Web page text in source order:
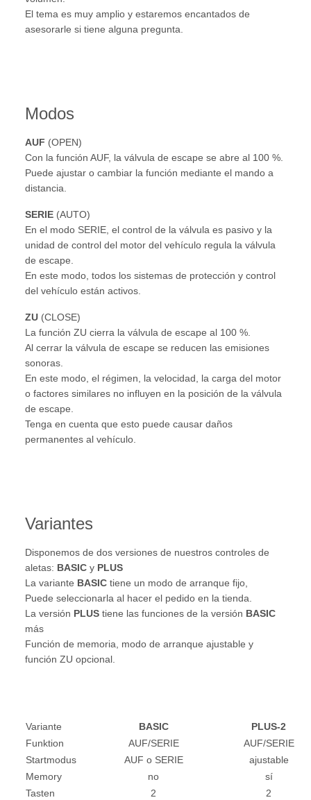
El tema es muy amplio y estaremos encantados de
asesorarle si tiene alguna pregunta.
Modos
AUF (OPEN)
Con la función AUF, la válvula de escape se abre al 100 %.
Puede ajustar o cambiar la función mediante el mando a
distancia.
SERIE (AUTO)
En el modo SERIE, el control de la válvula es pasivo y la
unidad de control del motor del vehículo regula la válvula
de escape.
En este modo, todos los sistemas de protección y control
del vehículo están activos.
ZU (CLOSE)
La función ZU cierra la válvula de escape al 100 %.
Al cerrar la válvula de escape se reducen las emisiones
sonoras.
En este modo, el régimen, la velocidad, la carga del motor
o factores similares no influyen en la posición de la válvula
de escape.
Tenga en cuenta que esto puede causar daños
permanentes al vehículo.
Variantes
Disponemos de dos versiones de nuestros controles de
aletas: BASIC y PLUS
La variante BASIC tiene un modo de arranque fijo,
Puede seleccionarla al hacer el pedido en la tienda.
La versión PLUS tiene las funciones de la versión BASIC
más
Función de memoria, modo de arranque ajustable y
función ZU opcional.
Variante BASIC
PLUS-2
Funktion
AUF/SERIE
AUF/SERIE
Startmodus
AUF o SERIE
ajustable
Memory
no
sí
Tasten
2 2